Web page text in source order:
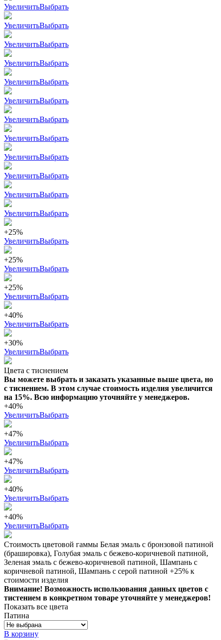
УвеличитьВыбрать
УвеличитьВыбрать
УвеличитьВыбрать
УвеличитьВыбрать
УвеличитьВыбрать
УвеличитьВыбрать
УвеличитьВыбрать
УвеличитьВыбрать
УвеличитьВыбрать
УвеличитьВыбрать
УвеличитьВыбрать
УвеличитьВыбрать
+25%
УвеличитьВыбрать
+25%
УвеличитьВыбрать
+25%
УвеличитьВыбрать
+40%
УвеличитьВыбрать
+30%
УвеличитьВыбрать
Цвета с тиснением
Вы можете выбрать и заказать указанные выше цвета, но
с тиснением. В этом случае стоимость изделия увеличится
на 15%. Всю информацию уточняйте у менеджеров.
+40%
УвеличитьВыбрать
+47%
УвеличитьВыбрать
+47%
УвеличитьВыбрать
+40%
УвеличитьВыбрать
+40%
УвеличитьВыбрать
Стоимость цветовой гаммы Белая эмаль с бронзовой патиной
(брашировка), Голубая эмаль с бежево-коричневой патиной,
Зеленая эмаль с бежево-коричневой патиной, Шампань с
коричневой патиной, Шампань с серой патиной +25% к
стоимости изделия
Внимание! Возможность использования данных цветов с
тистением в конкретном товаре уточняйте у менеджеров!
Показать все цвета
Патина
В корзину